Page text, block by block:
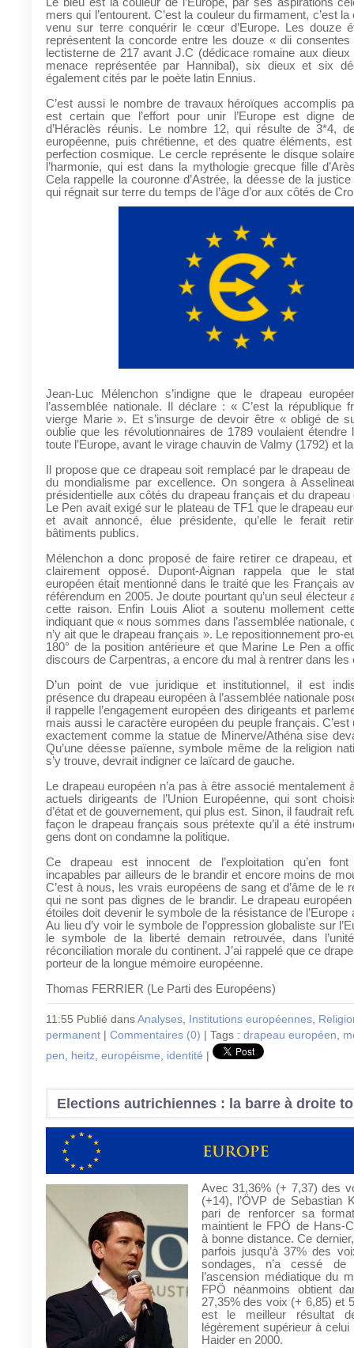
mers qui l’entourent. C’est la couleur du firmament, c’est
venu sur terre conquérir le cœur d’Europe. Les douze
représentent la concorde entre les douze « dii
lectisterne de 217 avant J.C (dédicace romaine aux
menace représentée par Hannibal), six dieux et six
également cités par le poète latin Ennius.
C’est aussi le nombre de travaux héroïques accomplis
est certain que l’effort pour unir l’Europe est digne
d’Héraclès réunis. Le nombre 12, qui résulte de 3*4,
européenne, puis chrétienne, et des quatre éléments,
perfection cosmique. Le cercle représente le disque
l’harmonie, qui est dans la mythologie grecque fille
Cela rappelle la couronne d’Astrée, la déesse de la
qui régnait sur terre du temps de l’âge d’or aux côtés de
Jean-Luc Mélenchon s’indigne que le drapeau
l’assemblée nationale. Il déclare : « C’est la république
vierge Marie ». Et s’insurge de devoir être « obligé de
oublie que les révolutionnaires de 1789 voulaient étendre
toute l’Europe, avant le virage chauvin de Valmy (1792) et
Il propose que ce drapeau soit remplacé par le drapeau de
du mondialisme par excellence. On songera à
présidentielle aux côtés du drapeau français et du drapeau
Le Pen avait exigé sur le plateau de TF1 que le drapeau
et avait annoncé, élue présidente, qu’elle le ferait
bâtiments publics.
Mélenchon a donc proposé de faire retirer ce drapeau,
clairement opposé. Dupont-Aignan rappela que le
européen était mentionné dans le traité que les Français
référendum en 2005. Je doute pourtant qu’un seul électeur
cette raison. Enfin Louis Aliot a soutenu mollement
indiquant que « nous sommes dans l’assemblée nationale,
n’y ait que le drapeau français ». Le repositionnement pro-
180° de la position antérieure et que Marine Le Pen a
discours de Carpentras, a encore du mal à rentrer dans les
D’un point de vue juridique et institutionnel, il est
présence du drapeau européen à l’assemblée nationale
il rappelle l’engagement européen des dirigeants et
mais aussi le caractère européen du peuple français.
exactement comme la statue de Minerve/Athéna sise
Qu’une déesse païenne, symbole même de la religion
s’y trouve, devrait indigner ce laïcard de gauche.
Le drapeau européen n’a pas à être associé mentalement
actuels dirigeants de l’Union Européenne, qui sont
d’état et de gouvernement, qui plus est. Sinon, il faudrait
façon le drapeau français sous prétexte qu’il a été
gens dont on condamne la politique.
Ce drapeau est innocent de l’exploitation qu’en
incapables par ailleurs de le brandir et encore moins de
C’est à nous, les vrais européens de sang et d’âme de le
qui ne sont pas dignes de le brandir. Le drapeau
étoiles doit devenir le symbole de la résistance de l’Europe
Au lieu d’y voir le symbole de l’oppression globaliste sur
le symbole de la liberté demain retrouvée, dans
réconciliation morale du continent. J’ai rappelé que ce
porteur de la longue mémoire européenne.
Thomas FERRIER (Le Parti des Européens)
11:55 Publié dans Analyses, Institutions européennes,
permanent
Commentaires (0) | Tags : drapeau européen,
pen, heitz, européisme, identité
Elections autrichiennes : la barre à droite
Avec 31,36% (+ 7,37) des
(+14), l’ÖVP de Sebastian
pari de renforcer sa
maintient le FPÖ de Hans-
à bonne distance. Ce
parfois jusqu’à 37% des
sondages, n’a cessé de
l’ascension médiatique du
FPÖ néanmoins obtient
27,35% des voix (+ 6,85) et
est le meilleur résultat
légèrement supérieur à
Haider en 2000.